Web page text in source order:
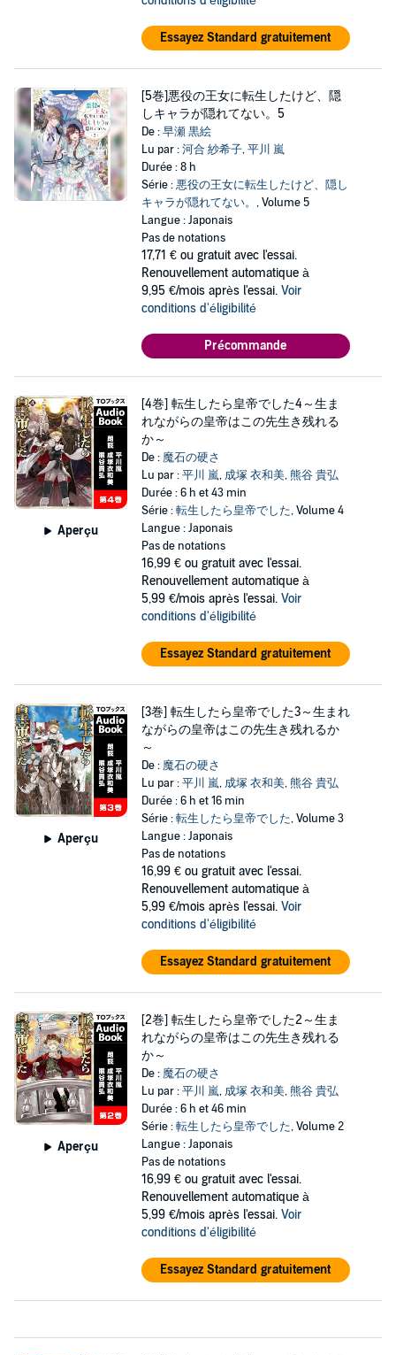
Essayez Standard gratuitement
[5巻]悪役の王女に転生したけど、隠
しキャラが隠れてない。5
De :早瀬 黒絵
Lu par :河合 紗希子,平川 嵐
Durée : 8 h
Série :悪役の王女に転生したけど、隠し
キャラが隠れてない。 , Volume 5
Langue : Japonais
Pas de notations
17,71 € ou gratuit avec l'essai.
Renouvellement automatique à
9,95 €/mois après l'essai. Voir
conditions d'éligibilité
Précommande
Aperçu
[4巻] 転生したら皇帝でした4～生ま
れながらの皇帝はこの先生き残れる
か～
De : 魔石の硬さ
Lu par :平川 嵐, 成塚 衣和美,熊谷 貴弘
Durée : 6 h et 43 min
Série :転生したら皇帝でした, Volume 4
Langue : Japonais
Pas de notations
16,99 € ou gratuit avec l'essai.
Renouvellement automatique à
5,99 €/mois après l'essai. Voir
conditions d'éligibilité
Essayez Standard gratuitement
Aperçu
[3巻] 転生したら皇帝でした3～生まれ
ながらの皇帝はこの先生き残れるか
～
De : 魔石の硬さ
Lu par :平川 嵐, 成塚 衣和美,熊谷 貴弘
Durée : 6 h et 16 min
Série :転生したら皇帝でした, Volume 3
Langue : Japonais
Pas de notations
16,99 € ou gratuit avec l'essai.
Renouvellement automatique à
5,99 €/mois après l'essai. Voir
conditions d'éligibilité
Essayez Standard gratuitement
Aperçu
[2巻] 転生したら皇帝でした2～生ま
れながらの皇帝はこの先生き残れる
か～
De : 魔石の硬さ
Lu par :平川 嵐, 成塚 衣和美,熊谷 貴弘
Durée : 6 h et 46 min
Série :転生したら皇帝でした, Volume 2
Langue : Japonais
Pas de notations
16,99 € ou gratuit avec l'essai.
Renouvellement automatique à
5,99 €/mois après l'essai. Voir
conditions d'éligibilité
Essayez Standard gratuitement